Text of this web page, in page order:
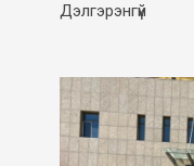
Дэлгэрэнгүй